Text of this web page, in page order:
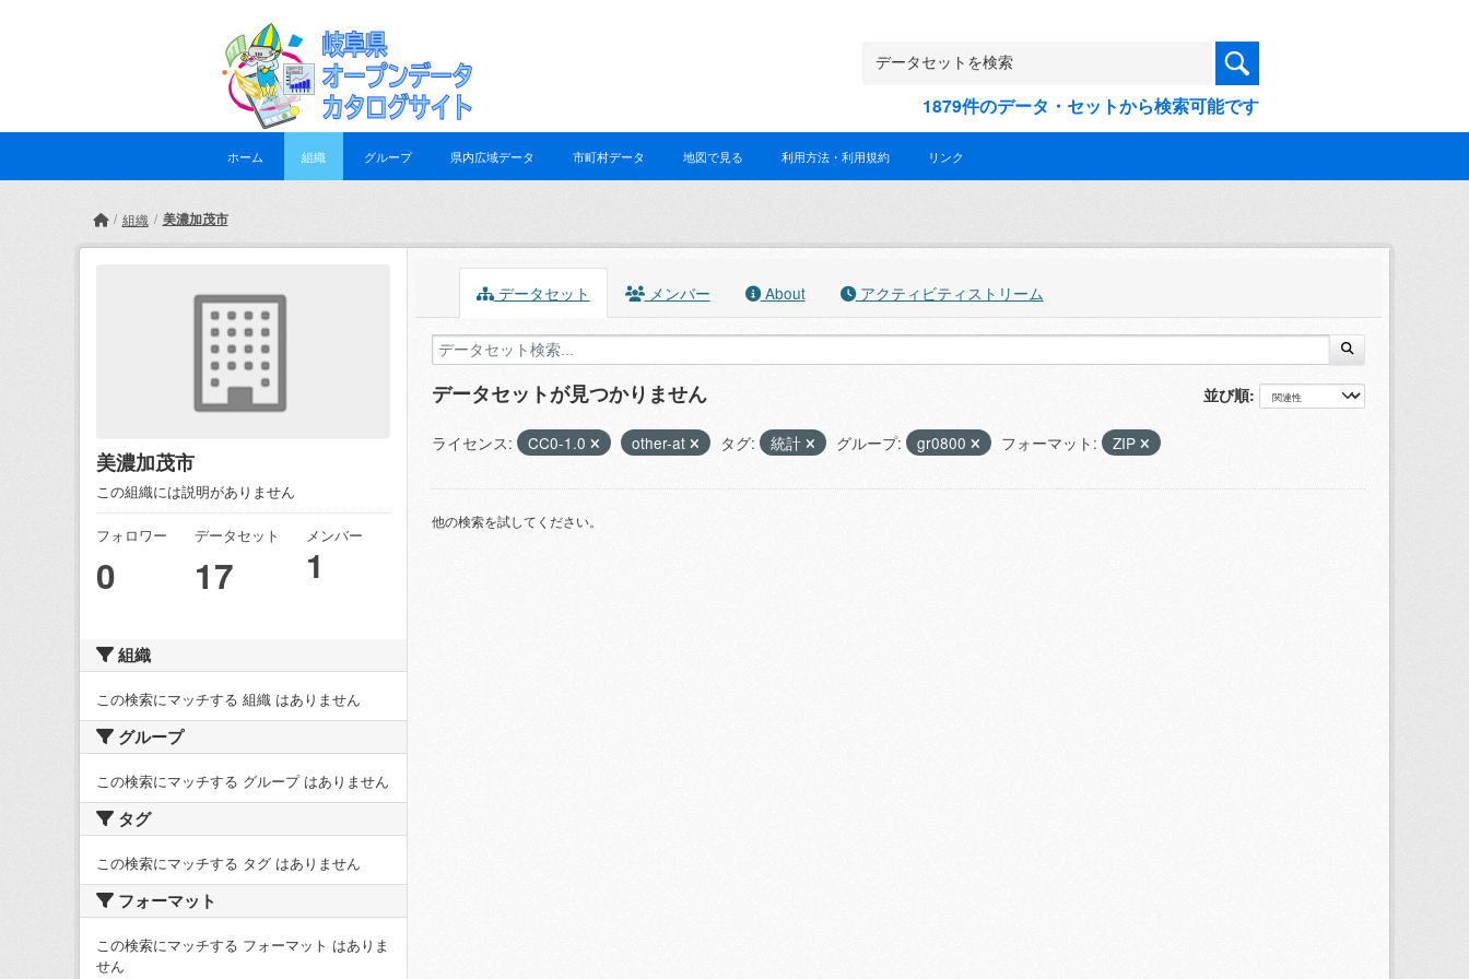
1879件のデータ・セットから検索可能です
ホーム 組織 グループ 県内広域データ 市町村データ 地図で見る 利用方法・利用規約 リンク
組織 美濃加茂市
美濃加茂市
この組織には説明がありません
フォロワー
0
データセット
17
メンバー
1
組織
この検索にマッチする 組織 はありません
グループ
この検索にマッチする グループ はありません
タグ
この検索にマッチする タグ はありません
フォーマット
この検索にマッチする フォーマット はありま
せん
データセット メンバー About アクティビティストリーム
並び順
データセットが見つかりません
ライセンス: CC0-1.0 other-at タグ: 統計 グループ: gr0800 フォーマット: ZIP
他の検索を試してください。